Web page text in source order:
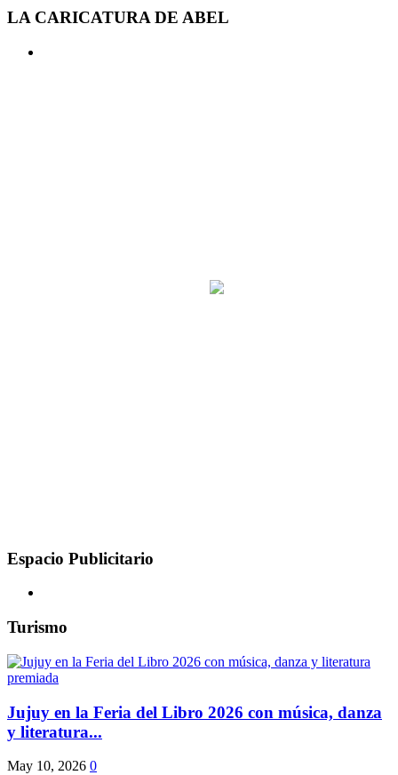
LA CARICATURA DE ABEL
Espacio Publicitario
Turismo
Jujuy en la Feria del Libro 2026 con música, danza
y literatura...
May 10, 2026 0